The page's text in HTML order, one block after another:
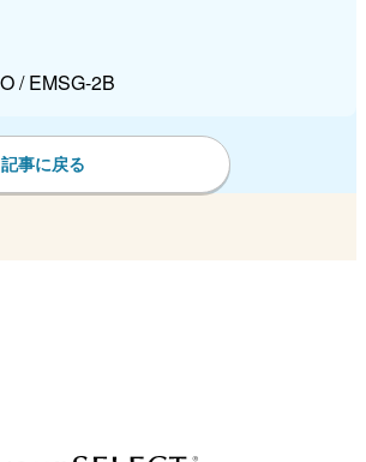
記事に戻る